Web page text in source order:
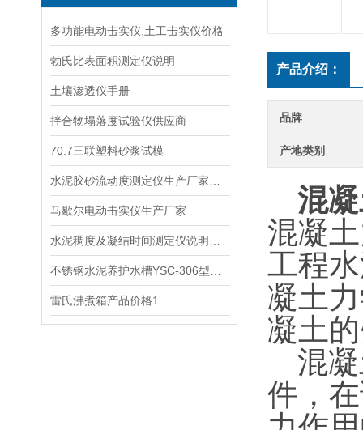
多功能电动击实仪,土工击实仪价格
勃氏比表面积测定仪说明
土壤渗透仪手册
拌合物塌落度试验仪供应商
70.7三联塑料砂浆试模
马歇尔电动击实仪生产厂家
雷氏沸煮箱产品价格1
产品介绍：
品牌
产地类别
混
混凝
工程
凝土
凝土
混
件，